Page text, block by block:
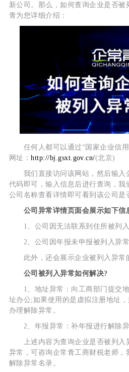
新公司。那么，如何查询企业是否被
青为您详细介绍：
任何人都可以通过“国家企业信用
网址：http://bj.gsxt.gov.cn/(北京)
我们直接访问该网站，然后输入
代码即可，输入信息后进行查询，我
公司名称查看详情即可看到该公司是
公司异常详情页面会展示如下信
1、公司因无法联系到住所被列入
2、公司因年报未申报被列入异常
此外，还会展示企业被列入异常
公司被列入异常如何解决?
1、地址异常：向工商部门提交地
址办公;如果使用的是虚拟注册地址
办理解除异常。
2、年报异常：补年报进行解除异
上述内容为查询企业是否被列入
异常，可咨询企常青工商财税老师，
解除异常名录。